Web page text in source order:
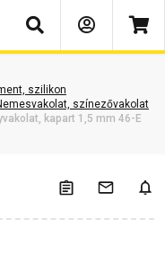
Keresés
szilikon
színezővakolat
kapart 1,5 mm 46-E
Kapcsolódó cikkek